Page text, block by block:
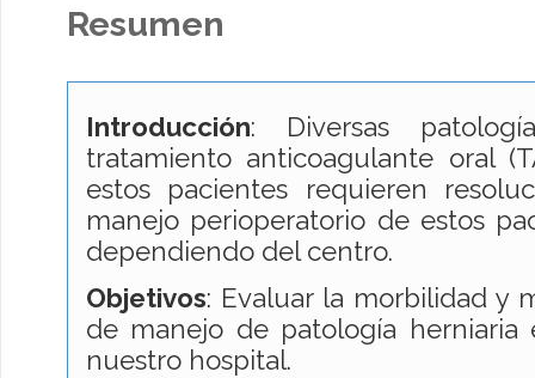
Resumen
Introducción: Diversas
tratamiento anticoagulante oral
estos pacientes requieren
manejo perioperatorio de estos
dependiendo del centro.
Objetivos: Evaluar la morbilidad y
de manejo de patología herniaria
nuestro hospital.